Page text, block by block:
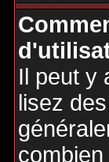
Il peut y
lisez